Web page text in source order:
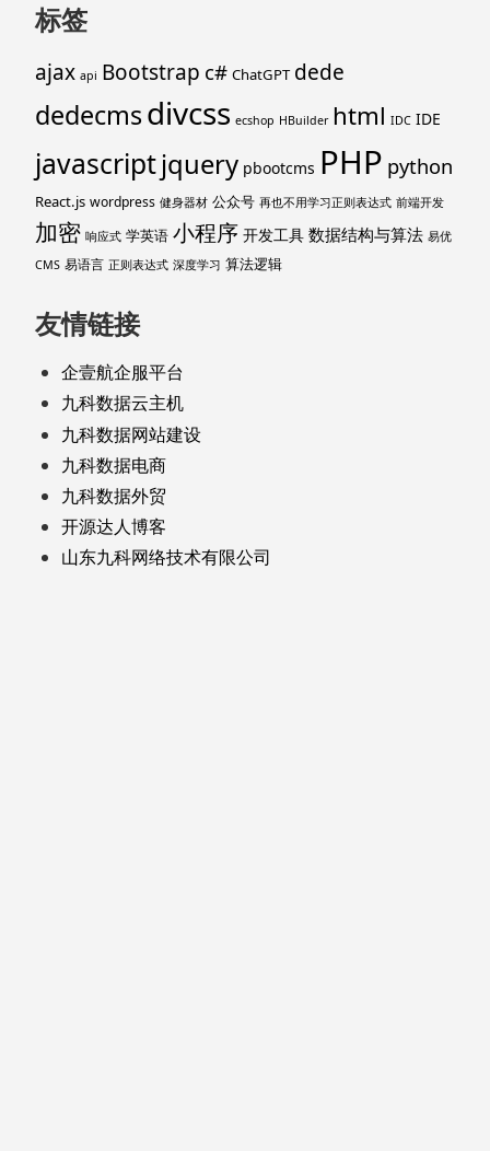
标签
ajax api Bootstrap c# ChatGPT dede
dedecmsdivcss ecshop HBuilder html IDC IDE
javascriptjquery pbootcms PHP python
React.js wordpress 健身器材 公众号 再也不用学习正则表达式 前端开发
加密 响应式 学英语 小程序 开发工具 数据结构与算法 易优
CMS 易语言 正则表达式 深度学习 算法逻辑
友情链接
企壹航企服平台
九科数据云主机
九科数据网站建设
九科数据电商
九科数据外贸
开源达人博客
山东九科网络技术有限公司